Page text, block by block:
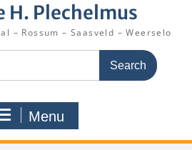
H. Plechelmus
– Rossum – Saasveld – Weerselo
Menu